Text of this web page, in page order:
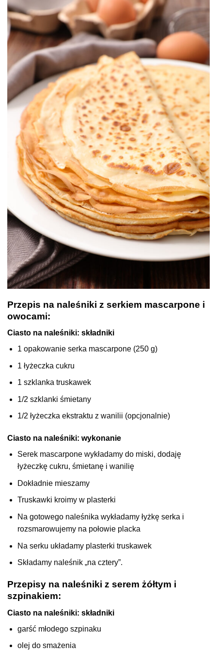
Przepis na naleśniki z serkiem mascarpone i
owocami:
Ciasto na naleśniki: składniki
1 opakowanie serka mascarpone (250 g)
1 łyżeczka cukru
1 szklanka truskawek
1/2 szklanki śmietany
1/2 łyżeczka ekstraktu z wanilii (opcjonalnie)
Ciasto na naleśniki: wykonanie
Serek mascarpone wykładamy do miski, dodaję
łyżeczkę cukru, śmietanę i wanilię
Dokładnie mieszamy
Truskawki kroimy w plasterki
Na gotowego naleśnika wykładamy łyżkę serka i
rozsmarowujemy na połowie placka
Na serku układamy plasterki truskawek
Składamy naleśnik „na cztery”.
Przepisy na naleśniki z serem żółtym i
szpinakiem:
Ciasto na naleśniki: składniki
garść młodego szpinaku
olej do smażenia